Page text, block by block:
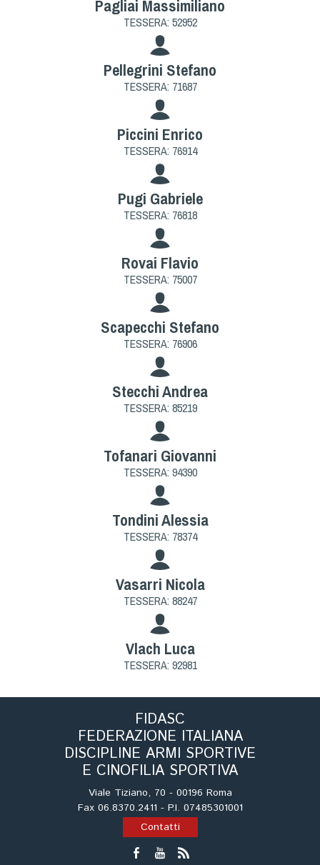
Pagliai Massimiliano
TESSERA: 52952
Pellegrini Stefano
TESSERA: 71687
Piccini Enrico
TESSERA: 76914
Pugi Gabriele
TESSERA: 76818
Rovai Flavio
TESSERA: 75007
Scapecchi Stefano
TESSERA: 76906
Stecchi Andrea
TESSERA: 85219
Tofanari Giovanni
TESSERA: 94390
Tondini Alessia
TESSERA: 78374
Vasarri Nicola
TESSERA: 88247
Vlach Luca
TESSERA: 92981
FIDASC
FEDERAZIONE ITALIANA
DISCIPLINE ARMI SPORTIVE
E CINOFILIA SPORTIVA
Viale Tiziano, 70 - 00196 Roma
Fax 06.8370.2411 - P.I. 07485301001
Contatti